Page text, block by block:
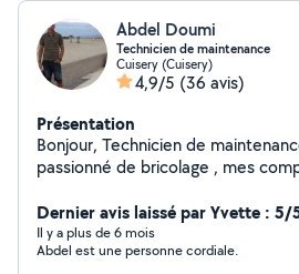
Abdel Doumi
Technicien de maintenance
Cuisery (Cuisery)
4,9/5 (36 avis)
Présentation
Bonjour, Technicien de
passionné de bricolage , mes
automobile ... J'espère pouvoir
Dernier avis laissé par Yvette : 5/
Il y a plus de 6 mois
Abdel est une personne cordiale.